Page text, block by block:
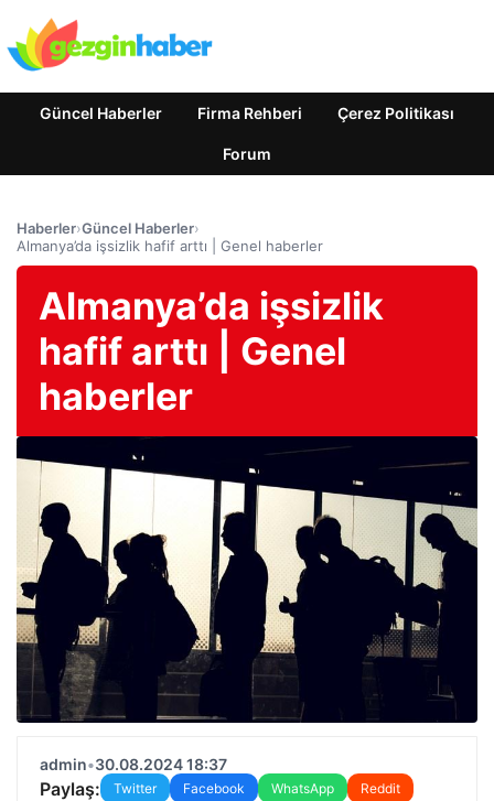
Güncel Haberler Firma Rehberi Çerez Politikası
Forum
Haberler›Güncel Haberler›
Almanya’da işsizlik hafif arttı | Genel haberler
Almanya’da işsizlik
hafif arttı | Genel
haberler
admin•30.08.2024 18:37
Paylaş: Twitter Facebook WhatsApp
Reddit